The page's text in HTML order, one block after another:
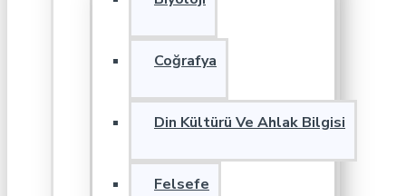
Coğrafya
Din Kültürü Ve Ahlak Bilgisi
Felsefe